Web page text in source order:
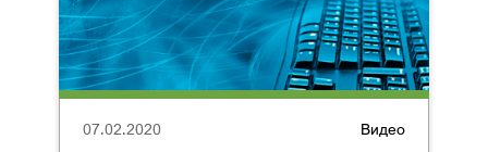
Видео
07.02.2020